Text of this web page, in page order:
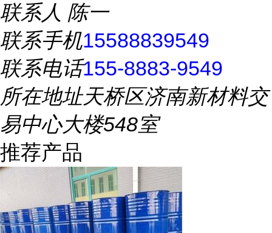
联系人 陈一
联系手机15588839549
联系电话155-8883-9549
所在地址天桥区济南新材料交
易中心大楼548室
推荐产品